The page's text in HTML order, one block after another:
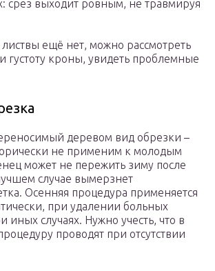
срез выходит ровным, не травмируя
листвы ещё нет, можно рассмотреть
густоту кроны, увидеть проблемные
деревом вид обрезки –
не применим к молодым
может не пережить зиму после
случае вымерзнет
Осенняя процедура применяется
при удалении больных
иных случаях. Нужно учесть, что в
проводят при отсутствии